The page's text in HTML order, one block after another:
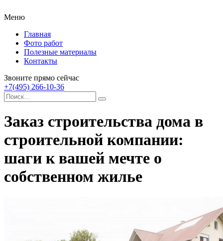
Меню
Главная
Фото работ
Полезные материалы
Контакты
Звоните прямо сейчас
+7(495) 266-10-36
Заказ строительства дома в
строительной компании:
шаги к вашей мечте о
собственном жилье